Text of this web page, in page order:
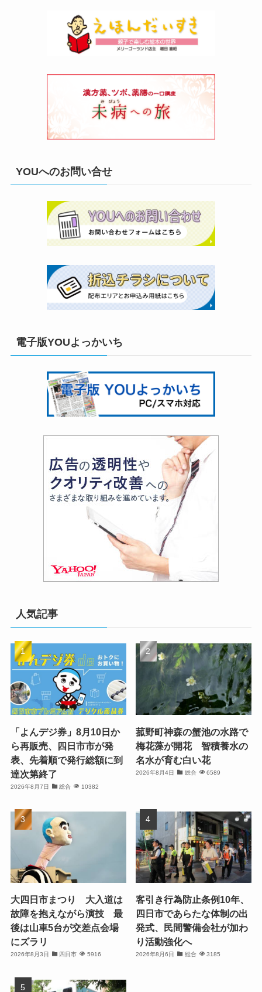
YOUへのお問い合せ
電子版YOUよっかいち
人気記事
「よんデジ券」8月10日か
ら再販売、四日市市が発
表、先着順で発行総額に到
達次第終了
2026年8月7日 総合 10382
菰野町神森の蟹池の水路で
梅花藻が開花 智積養水の
名水が育む白い花
2026年8月4日 総合 6589
大四日市まつり 大入道は
故障を抱えながら演技 最
後は山車5台が交差点会場
にズラリ
2026年8月3日 四日市 5916
客引き行為防止条例10年、
四日市であらたな体制の出
発式、民間警備会社が加わ
り活動強化へ
2026年8月6日 総合 3185